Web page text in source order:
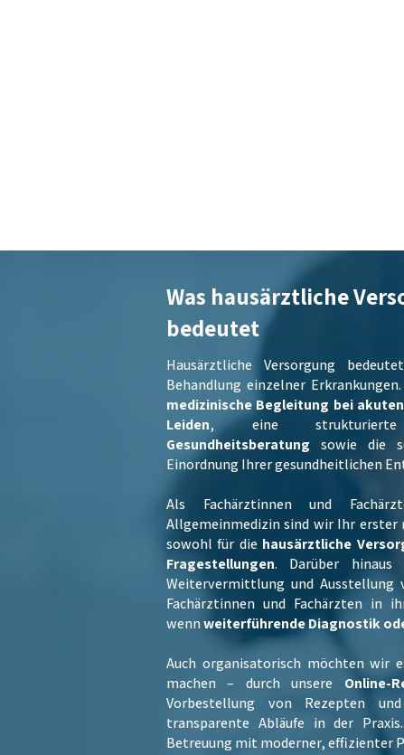
Was hausärztliche
bedeutet
Hausärztliche Versorgung
Behandlung einzelner
medizinische Begleitung bei
Leiden, eine
Gesundheitsberatung sowie die
Einordnung Ihrer gesundheitlichen
Als Fachärztinnen und
Allgemeinmedizin sind wir Ihr erster
sowohl für die hausärztliche
Fragestellungen. Darüber hinaus
Weitervermittlung und Ausstellung
Fachärztinnen und Fachärzten in
wennweiterführende Diagnostik
Auch organisatorisch möchten wir
machen – durch unsere Online-
Vorbestellung von Rezepten
transparente Abläufe in der
Betreuung mit moderner, effizienter